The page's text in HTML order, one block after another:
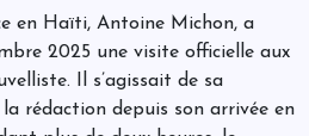
en Haïti, Antoine Michon, a
2025 une visite officielle aux
Il s’agissait de sa
rédaction depuis son arrivée en